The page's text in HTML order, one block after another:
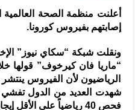
إصابتهم بفيروس كورونا.
ونقلت شبكة “سكاي نيوز”
“ماريا فان كيرخوف”
الرياضيون لأن الفيروس
فحص 40 رياضياً على الأقل إيجابية”.